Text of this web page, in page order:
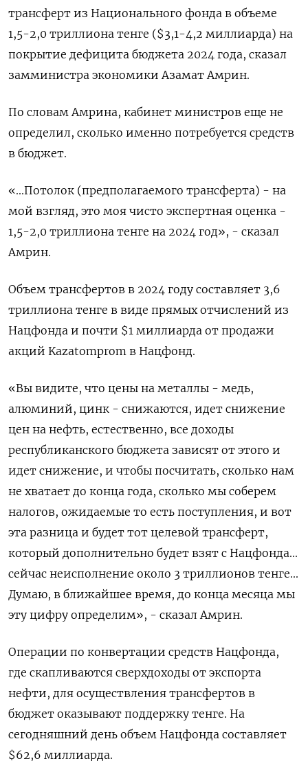
трансферт из Национального фонда в объеме
1,5-2,0 триллиона тенге ($3,1-4,2 миллиарда) на
покрытие дефицита бюджета 2024 года, сказал
замминистра экономики Азамат Амрин.
По словам Амрина, кабинет министров еще не
определил, сколько именно потребуется средств
в бюджет.
«...Потолок (предполагаемого трансферта) - на
мой взгляд, это моя чисто экспертная оценка -
1,5-2,0 триллиона тенге на 2024 год», - сказал
Амрин.
Объем трансфертов в 2024 году составляет 3,6
триллиона тенге в виде прямых отчислений из
Нацфонда и почти $1 миллиарда от продажи
акций Kazatomprom в Нацфонд.
«Вы видите, что цены на металлы - медь,
алюминий, цинк - снижаются, идет снижение
цен на нефть, естественно, все доходы
республиканского бюджета зависят от этого и
идет снижение, и чтобы посчитать, сколько нам
не хватает до конца года, сколько мы соберем
налогов, ожидаемые то есть поступления, и вот
эта разница и будет тот целевой трансферт,
который дополнительно будет взят с Нацфонда...
сейчас неисполнение около 3 триллионов тенге...
Думаю, в ближайшее время, до конца месяца мы
эту цифру определим», - сказал Амрин.
Операции по конвертации средств Нацфонда,
где скапливаются сверхдоходы от экспорта
нефти, для осуществления трансфертов в
бюджет оказывают поддержку тенге. На
сегодняшний день объем Нацфонда составляет
$62,6 миллиарда.